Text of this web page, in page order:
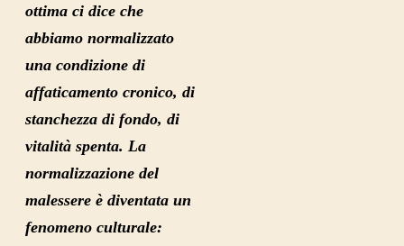
ottima ci dice che
abbiamo normalizzato
una condizione di
affaticamento cronico, di
stanchezza di fondo, di
vitalità spenta. La
normalizzazione del
malessere è diventata un
fenomeno culturale: